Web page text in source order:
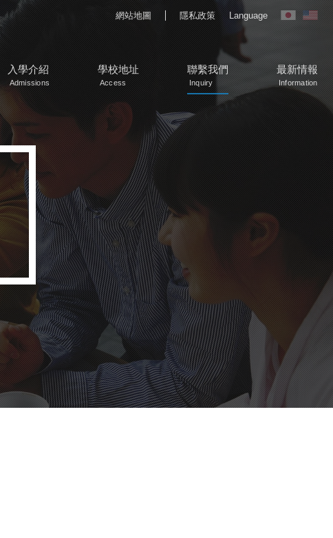
網站地圖 隱私政策 Language
入學介紹
Admissions
學校地址
Access
聯繫我們
Inquiry
最新情報
Information